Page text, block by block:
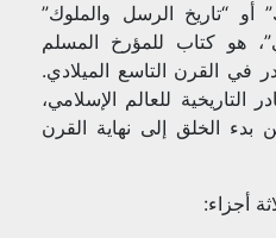
أو “تاريخ الرسل والملوك”
هو كتاب للمؤرخ المسلم
القرن التاسع الميلادي.
التاريخية للعالم الإسلامي،
بدء الخلق إلى نهاية القرن
أجزاء: